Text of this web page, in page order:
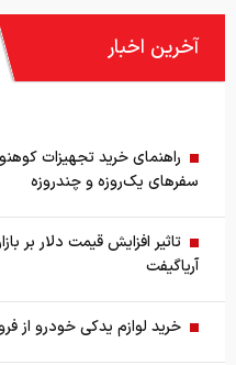
آخرین اخبار
راهنمای خرید تجهیزات
سفرهای یک‌روزه و چندروزه
تاثیر افزایش قیمت دلار بر
آریاگیفت
خرید لوازم یدکی خودرو از